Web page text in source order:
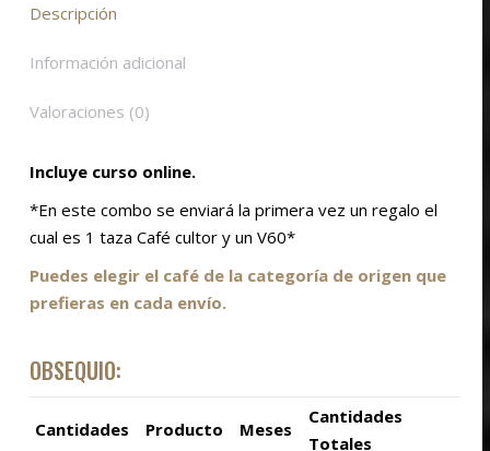
Descripción
Información adicional
Valoraciones (0)
Incluye curso online.
*En este combo se enviará la primera vez un regalo el
cual es 1 taza Café cultor y un V60*
Puedes elegir el café de la categoría de origen que
prefieras en cada envío.
OBSEQUIO:
Cantidades Producto Meses
Cantidades
Totales